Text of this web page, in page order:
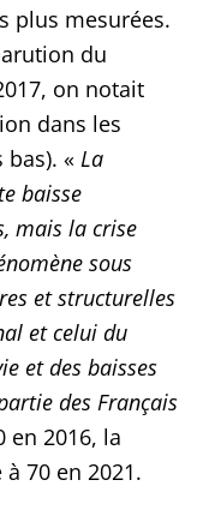
plus mesurées.
du
on notait
dans les
« La
baisse
mais la crise
sous
et structurelles
et celui du
et des baisses
des Français
en 2016, la
70 en 2021.